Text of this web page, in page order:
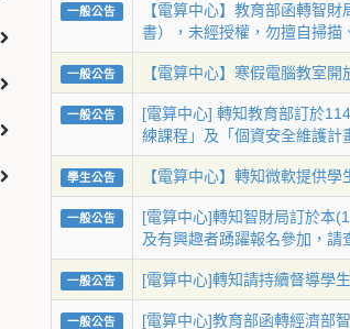
一般公告
【電算中心】教育部函轉智
書），未經授權，勿擅自掃描
一般公告 【電算中心】寒假電腦教室開
一般公告
[電算中心] 轉知教育部訂於
練課程」及「個資安全維護計
學生公告 【電算中心】轉知微軟提供
一般公告
[電算中心]轉知智財局訂於本
及有興趣者踴躍報名參加，請
一般公告 [電算中心]轉知請持續督導學
一般公告
[電算中心]教育部函轉經濟部